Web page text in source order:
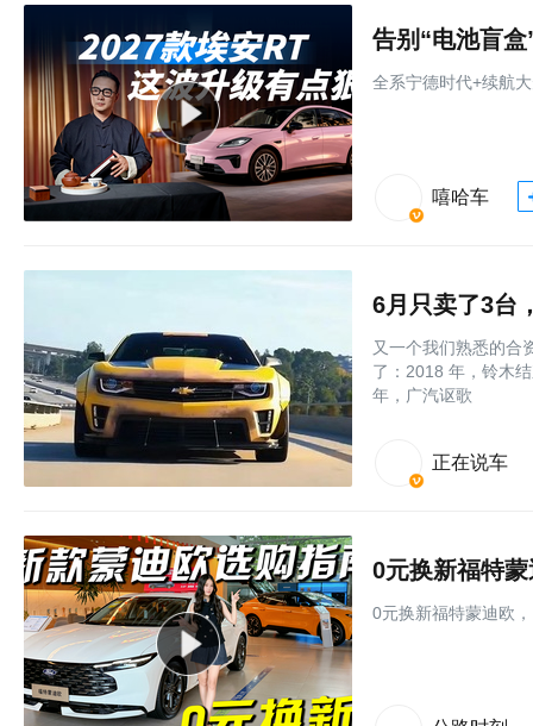
全系宁德时代+续航
嘻哈车
6月只卖了3台
又一个我们熟悉的合
了：2018 年，铃木
年，广汽讴歌
正在说车
0元换新福特
0元换新福特蒙迪欧